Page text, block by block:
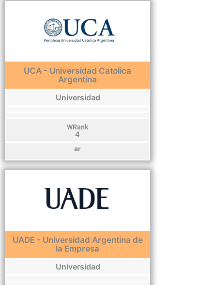
UCA - Universidad Catolica
Argentina
Universidad
WRank
4
ar
UADE - Universidad Argentina de
la Empresa
Universidad